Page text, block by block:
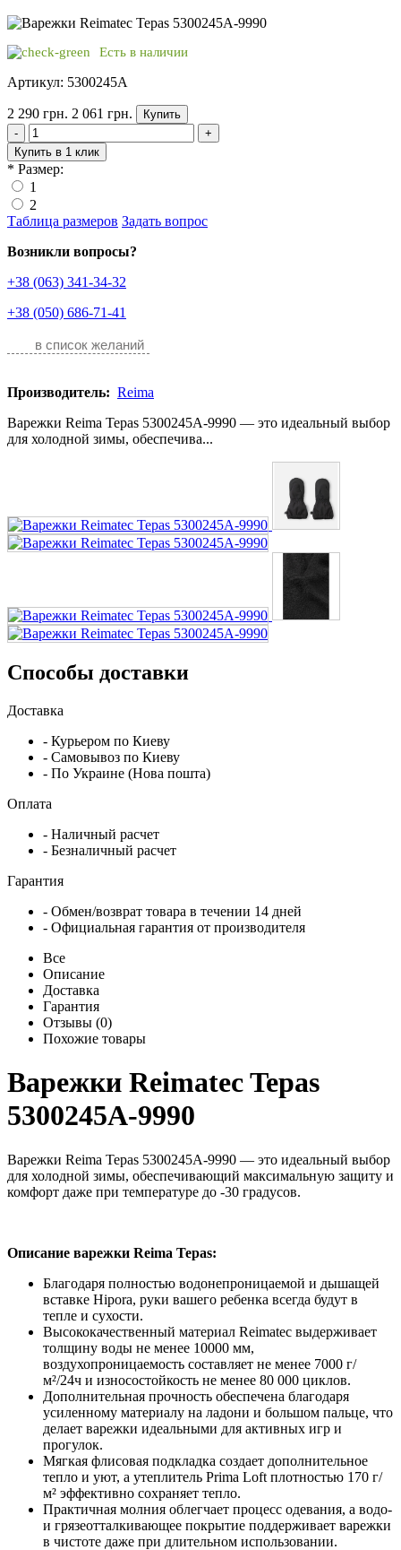
Есть в наличии
Артикул: 5300245A
2 290 грн. 2 061 грн.
Купить
-
+
Купить в 1 клик
* Размер:
1
2
Таблица размеров Задать вопрос
Возникли вопросы?
+38 (063) 341-34-32
+38 (050) 686-71-41
в список желаний
Производитель: Reima
Варежки Reima Tepas 5300245A-9990 — это идеальный выбор
для холодной зимы, обеспечива...
Способы доставки
Доставка
- Курьером по Киеву
- Самовывоз по Киеву
- По Украине (Нова пошта)
Оплата
- Наличный расчет
- Безналичный расчет
Гарантия
- Обмен/возврат товара в течении 14 дней
- Официальная гарантия от производителя
Все
Описание
Доставка
Гарантия
Отзывы (0)
Похожие товары
Варежки Reimatec Tepas
5300245A-9990
Варежки Reima Tepas 5300245A-9990 — это идеальный выбор
для холодной зимы, обеспечивающий максимальную защиту и
комфорт даже при температуре до -30 градусов.
Описание варежки Reima Tepas:
Благодаря полностью водонепроницаемой и дышащей
вставке Hipora, руки вашего ребенка всегда будут в
тепле и сухости.
Высококачественный материал Reimatec выдерживает
толщину воды не менее 10000 мм,
воздухопроницаемость составляет не менее 7000 г/
м²/24ч и износостойкость не менее 80 000 циклов.
Дополнительная прочность обеспечена благодаря
усиленному материалу на ладони и большом пальце, что
делает варежки идеальными для активных игр и
прогулок.
Мягкая флисовая подкладка создает дополнительное
тепло и уют, а утеплитель Prima Loft плотностью 170 г/
м² эффективно сохраняет тепло.
Практичная молния облегчает процесс одевания, а водо-
и грязеотталкивающее покрытие поддерживает варежки
в чистоте даже при длительном использовании.